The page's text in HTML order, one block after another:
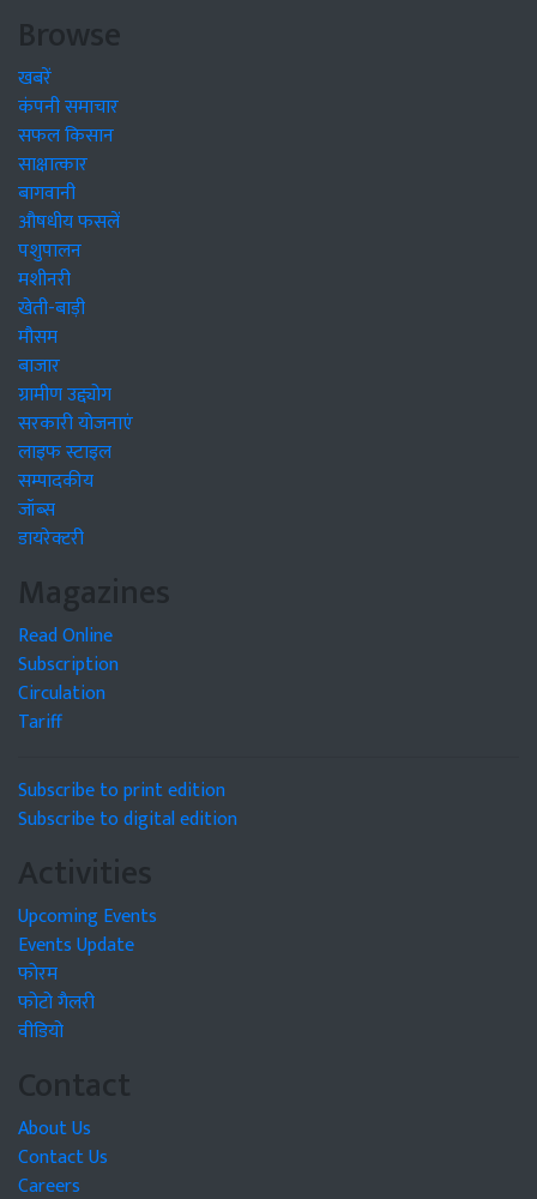
Browse
खबरें
कंपनी समाचार
सफल किसान
साक्षात्कार
बागवानी
औषधीय फसलें
पशुपालन
मशीनरी
खेती-बाड़ी
मौसम
बाजार
ग्रामीण उद्द्योग
सरकारी योजनाएं
लाइफ स्टाइल
सम्पादकीय
जॉब्स
डायरेक्टरी
Magazines
Read Online
Subscription
Circulation
Tariff
Subscribe to print edition
Subscribe to digital edition
Activities
Upcoming Events
Events Update
फोरम
फोटो गैलरी
वीडियो
Contact
About Us
Contact Us
Careers